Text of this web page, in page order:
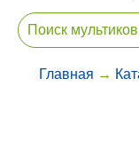
Главная →